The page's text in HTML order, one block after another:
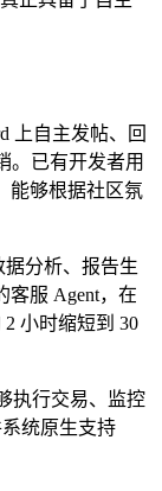
上自主发帖、回
。已有开发者用
能够根据社区氛
分析、报告生
客服 Agent，在
小时缩短到 30
执行交易、监控
统原生支持